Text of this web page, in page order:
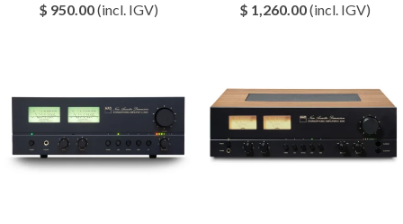
$ 950.00(incl. IGV)
$ 1,260.00(incl. IGV)